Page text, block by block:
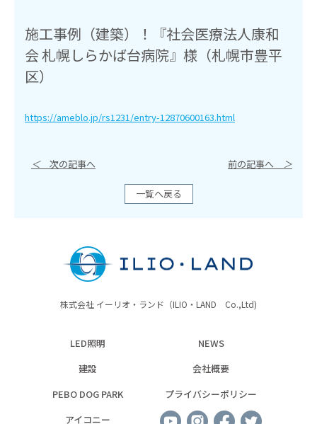
施工事例（建築）！『社会医療法人康和
会 札幌しらかば台病院』様（札幌市豊平
区）
https://ameblo.jp/rs1231/entry-12870600163.html
＜次の記事へ 前の記事へ ＞
一覧へ戻る
株式会社 イーリオ・ランド（ILIO・LAND Co.,Ltd)
LED照明
建設
PEBO DOG PARK
アイコニー
NEWS
会社概要
プライバシーポリシー